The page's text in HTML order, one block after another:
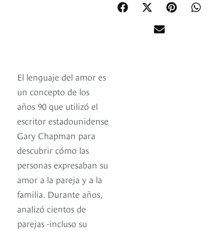
El lenguaje del amor es
un concepto de los
años 90 que utilizó el
escritor estadounidense
Gary Chapman para
descubrir cómo las
personas expresaban su
amor a la pareja y a la
familia. Durante años,
analizó cientos de
parejas -incluso su